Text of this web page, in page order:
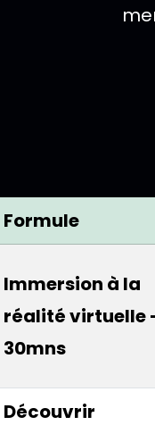
Formule
Immersion à la
réalité virtuelle
30mns
Découvrir